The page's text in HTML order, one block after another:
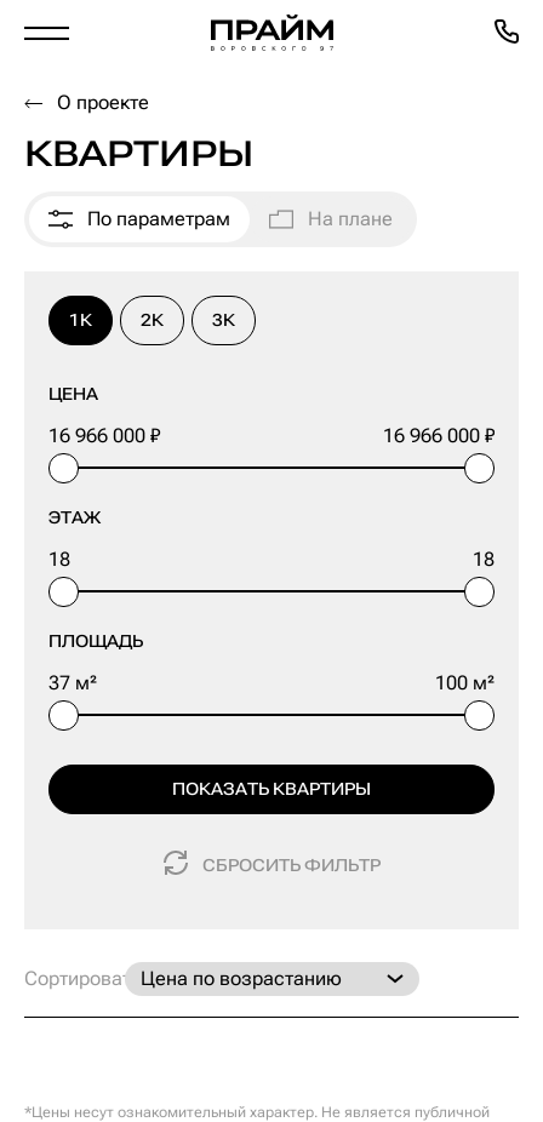
Избранное
О проекте
КВАРТИРЫ
По параметрам На плане
1К 2К 3К
ЦЕНА
ЭТАЖ
ПЛОЩАДЬ
СБРОСИТЬ ФИЛЬТР
ПОКАЗАТЬ КВАРТИРЫ
Сортировать
*Цены несут ознакомительный характер. Не является публичной